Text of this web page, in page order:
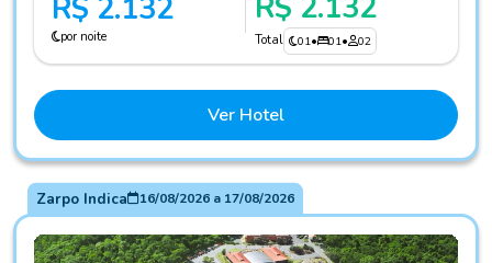
R$ 2.132
por noite Total 01• 01• 02
Ver Hotel
Zarpo Indica 16/08/2026a 17/08/2026